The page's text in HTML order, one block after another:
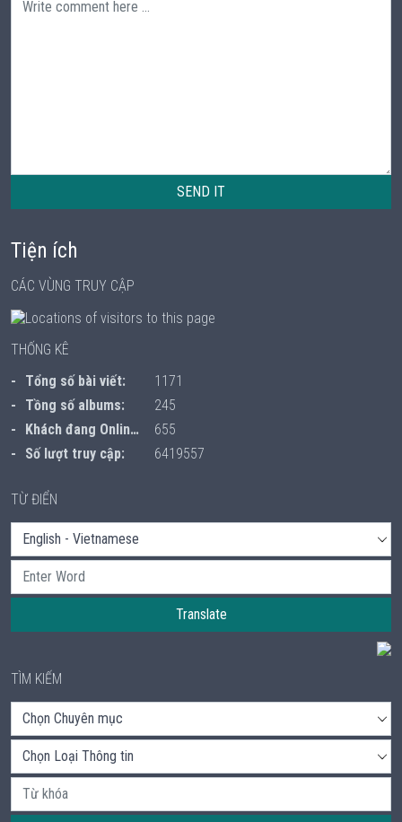
SEND IT
Tiện ích
CÁC VÙNG TRUY CẬP
THỐNG KÊ
Tổng số bài viết:
1171
Tồng số albums:
245
Khách đang Online:
655
Số lượt truy cập:
6419557
TỪ ĐIỂN
Translate
TÌM KIẾM